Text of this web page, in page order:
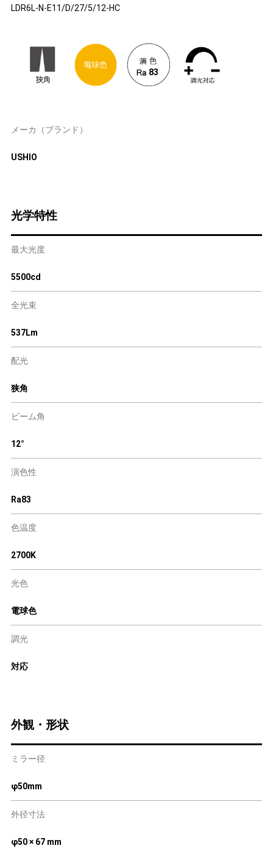
LDR6L-N-E11/D/27/5/12-HC
83
メーカ（ブランド）
USHIO
光学特性
最大光度
5500cd
全光束
537Lm
配光
狭角
ビーム角
12°
演色性
Ra83
色温度
2700K
光色
電球色
調光
対応
外観・形状
ミラー径
φ50mm
外径寸法
φ50 × 67 mm